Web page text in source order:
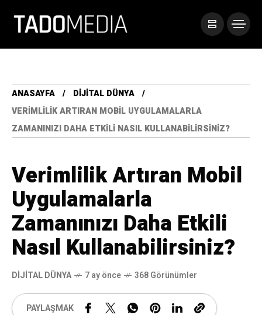
ANASAYFA
DIJITAL DÜNYA
VERIMLILIK ARTIRAN MOBIL UYGULAMALARLA
ZAMANINIZI DAHA ETKILI NASIL KULLANABILIRSINIZ?
Verimlilik Artıran Mobil
Uygulamalarla
Zamanınızı Daha Etkili
Nasıl Kullanabilirsiniz?
DIJITAL DÜNYA 7 ay önce 368 Görünümler
PAYLAŞMAK